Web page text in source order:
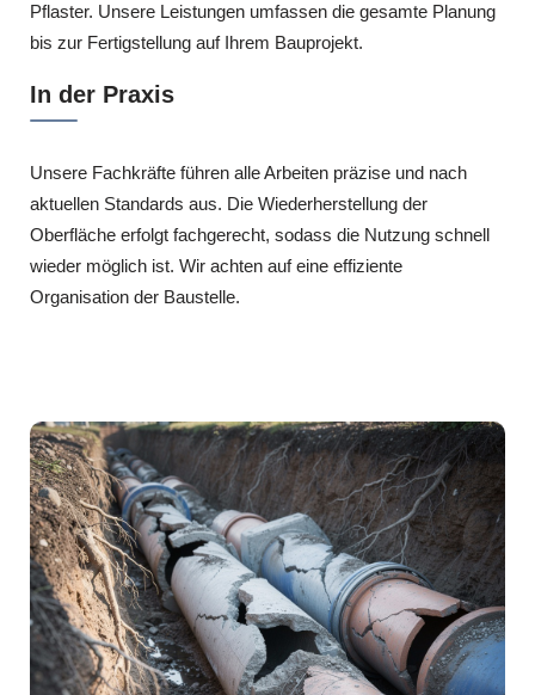
Pflaster. Unsere Leistungen umfassen die gesamte Planung
bis zur Fertigstellung auf Ihrem Bauprojekt.
In der Praxis
Unsere Fachkräfte führen alle Arbeiten präzise und nach
aktuellen Standards aus. Die Wiederherstellung der
Oberfläche erfolgt fachgerecht, sodass die Nutzung schnell
wieder möglich ist. Wir achten auf eine effiziente
Organisation der Baustelle.